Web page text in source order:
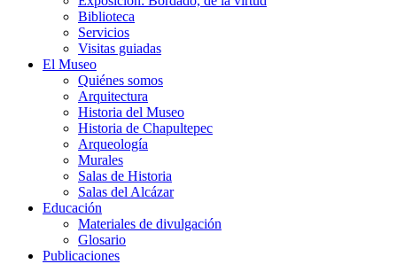
Biblioteca
Servicios
Visitas guiadas
El Museo
Quiénes somos
Arquitectura
Historia del Museo
Historia de Chapultepec
Arqueología
Murales
Salas de Historia
Salas del Alcázar
Educación
Materiales de divulgación
Glosario
Publicaciones